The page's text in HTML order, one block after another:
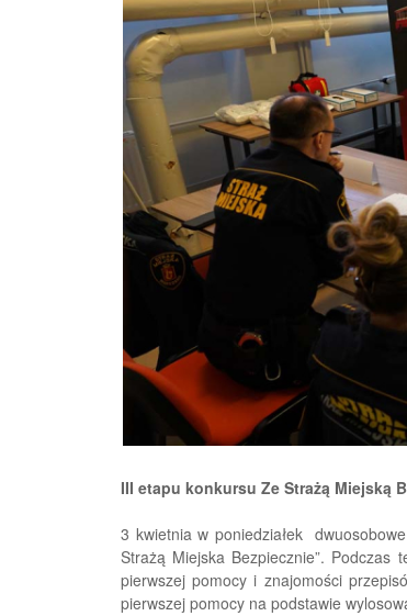
III etapu konkursu Ze Strażą Miejską
3 kwietnia w poniedziałek
Strażą Miejska Bezpiecznie”.
pierwszej pomocy i znajomości
pierwszej pomocy na podstawie